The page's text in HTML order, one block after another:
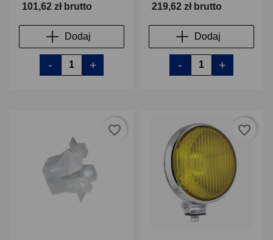
101,62 zł brutto
Dodaj
- +
219,62 zł brutto
Dodaj
- +
favorite_border favorite_border